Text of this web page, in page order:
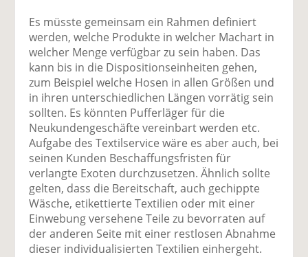
Es müsste gemeinsam ein Rahmen definiert
werden, welche Produkte in welcher Machart in
welcher Menge verfügbar zu sein haben. Das
kann bis in die Dispositionseinheiten gehen,
zum Beispiel welche Hosen in allen Größen und
in ihren unterschiedlichen Längen vorrätig sein
sollten. Es könnten Pufferläger für die
Neukundengeschäfte vereinbart werden etc.
Aufgabe des Textilservice wäre es aber auch, bei
seinen Kunden Beschaffungsfristen für
verlangte Exoten durchzusetzen. Ähnlich sollte
gelten, dass die Bereitschaft, auch gechippte
Wäsche, etikettierte Textilien oder mit einer
Einwebung versehene Teile zu bevorraten auf
der anderen Seite mit einer restlosen Abnahme
dieser individualisierten Textilien einhergeht.